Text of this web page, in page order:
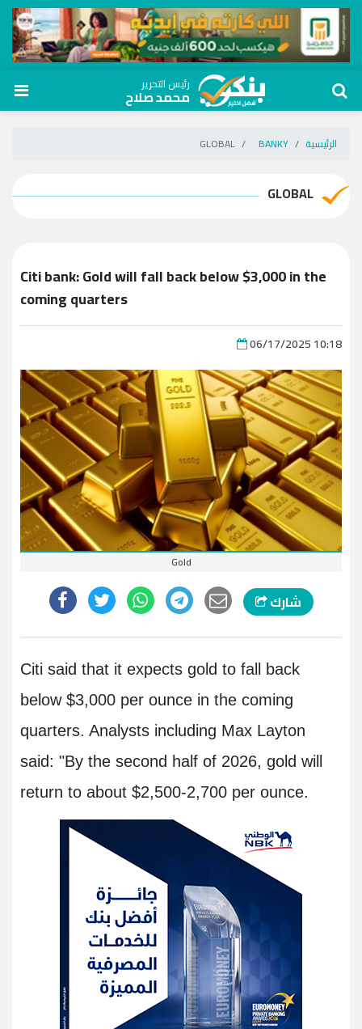
رئيس التحرير
محمد صلاح
الرئيسية BANKY
GLOBAL
GLOBAL
Citi bank: Gold will fall back below $3,000 in the
coming quarters
06/17/2025 10:18
Gold
شارك
Citi said that it expects gold to fall back
below $3,000 per ounce in the coming
quarters. Analysts including Max Layton
said: "By the second half of 2026, gold will
return to about $2,500-2,700 per ounce.